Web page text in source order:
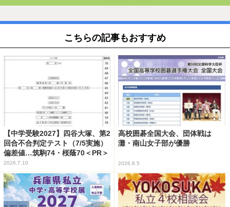
こちらの記事もおすすめ
【中学受験2027】四谷大塚、第2
回合不合判定テスト（7/5実施）
偏差値…筑駒74・桜蔭70＜PR＞
2026.7.10
高校囲碁全国大会、団体戦は
灘・南山女子部が優勝
2026.8.5